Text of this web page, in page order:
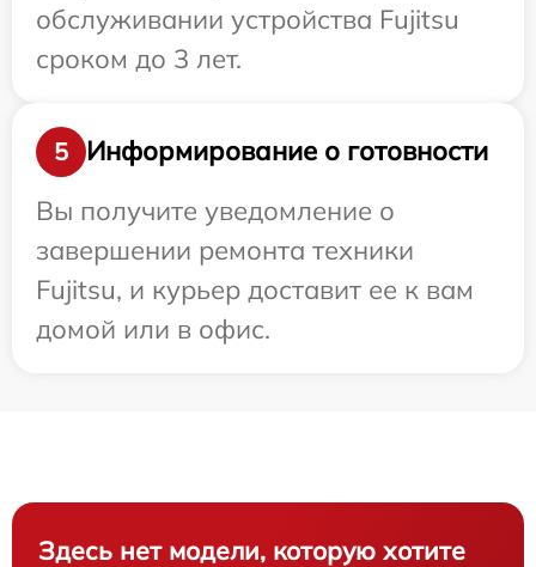
обслуживании устройства Fujitsu
сроком до 3 лет.
5
Информирование о готовности
Вы получите уведомление о
завершении ремонта техники
Fujitsu, и курьер доставит ее к вам
домой или в офис.
Здесь нет модели, которую хотите